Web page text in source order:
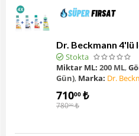
Dr. Beckmann 4'lü
Stokta
Miktar ML: 200 ML,
Gün), Marka: Dr.
71000 ₺
78000 ₺